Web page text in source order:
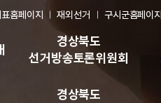
홈페이지 재외선거 구시군홈페이지
경상북도
선거방송토론위원회
경상북도